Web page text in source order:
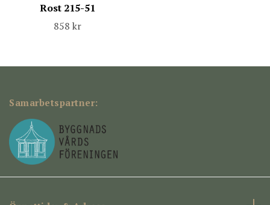
Rost 215-51
858 kr
Samarbetspartner: